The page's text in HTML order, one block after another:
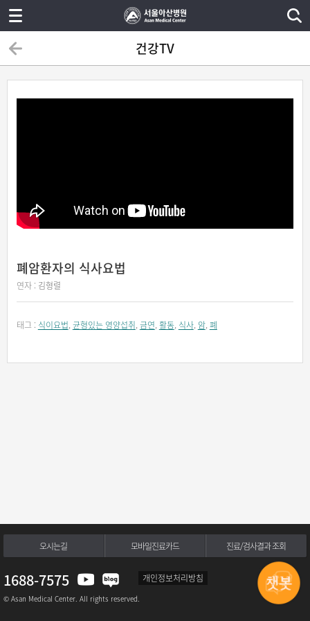
건강TV
폐암환자의 식사요법
연자 : 김형렬
태그 : 식이요법, 균형있는 영양섭취, 금연, 활동, 식사, 암, 폐
오시는길 모바일진료카드 진료/검사결과 조회
1688-7575 개인정보처리방침
© Asan Medical Center. All rights reserved.